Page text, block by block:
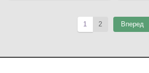
1 2 Вперед